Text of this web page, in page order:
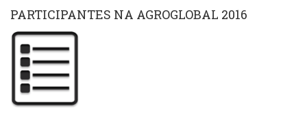
PARTICIPANTES NA AGROGLOBAL 2016